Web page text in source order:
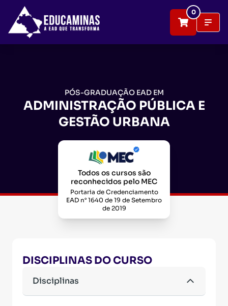
0
PÓS-GRADUAÇÃO EAD EM
ADMINISTRAÇÃO PÚBLICA E
GESTÃO URBANA
Todos os cursos são
reconhecidos pelo MEC
Portaria de Credenciamento
EAD n° 1640 de 19 de Setembro
de 2019
DISCIPLINAS DO CURSO
Disciplinas